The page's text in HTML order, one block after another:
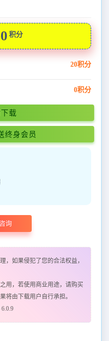
积分
20积分
0积分
载
终身会员
询
，如果侵犯了您的合法权益，
用，若使用商业用途，请购买
将由下载用户自行承担。